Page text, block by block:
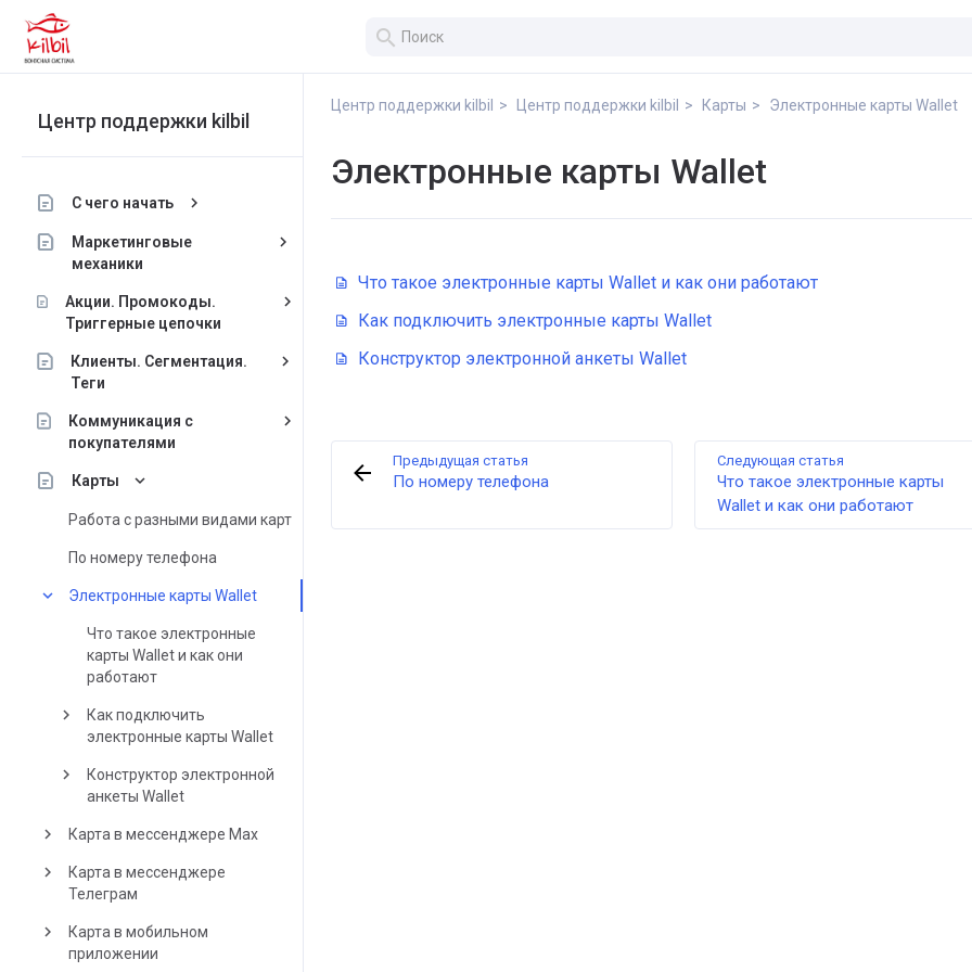
search
Центр поддержки kilbil
С чего начать keyboard_arrow_right
Маркетинговые
механики
keyboard_arrow_right
Акции. Промокоды.
Триггерные цепочки
keyboard_arrow_right
Клиенты. Сегментация.
Теги
keyboard_arrow_right
Коммуникация с
покупателями
keyboard_arrow_right
Карты keyboard_arrow_down
Работа с разными видами карт
По номеру телефона
keyboard_arrow_down Электронные карты Wallet
Что такое электронные
карты Wallet и как они
работают
keyboard_arrow_right
Как подключить
электронные карты Wallet
keyboard_arrow_right
Конструктор электронной
анкеты Wallet
keyboard_arrow_right Карта в мессенджере Max
keyboard_arrow_right
Карта в мессенджере
Телеграм
keyboard_arrow_right
Карта в мобильном
приложении
Центр поддержки kilbil Центр поддержки kilbil Карты Электронные карты Wallet
Электронные карты Wallet
Что такое электронные карты Wallet и как они работают
Как подключить электронные карты Wallet
Конструктор электронной анкеты Wallet
Предыдущая статья
По номеру телефона
Следующая статья
Что такое электронные карты
Wallet и как они работают